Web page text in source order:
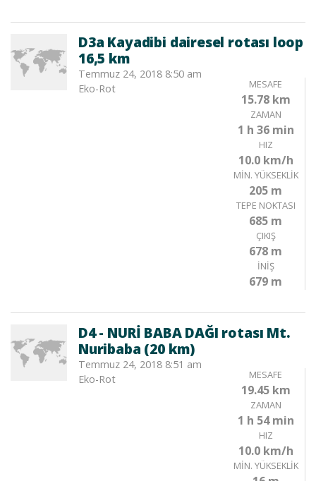
D3a Kayadibi dairesel rotası loop
16,5 km
MESAFE
15.78 km
ZAMAN
1 h 36 min
HIZ
10.0 km/h
MIN. YÜKSEKLIK
205 m
TEPE NOKTASI
685 m
ÇIKIŞ
678 m
İNIŞ
679 m
Temmuz 24, 2018 8:50 am
Eko-Rot
D4 - NURİ BABA DAĞI rotası Mt.
Nuribaba (20 km)
MESAFE
19.45 km
ZAMAN
1 h 54 min
HIZ
10.0 km/h
MIN. YÜKSEKLIK
Temmuz 24, 2018 8:51 am
Eko-Rot